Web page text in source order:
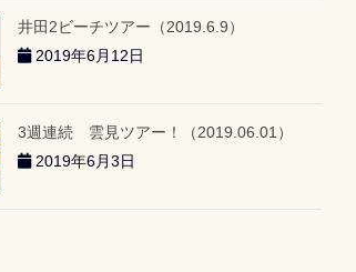
井田2ビーチツアー（2019.6.9）
2019年6月12日
3週連続 雲見ツアー！（2019.06.01）
2019年6月3日